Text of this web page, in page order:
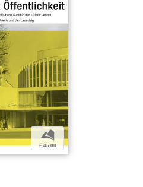
b
€ 45,00